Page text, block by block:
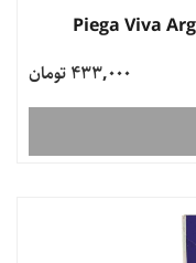
433,000 تومان